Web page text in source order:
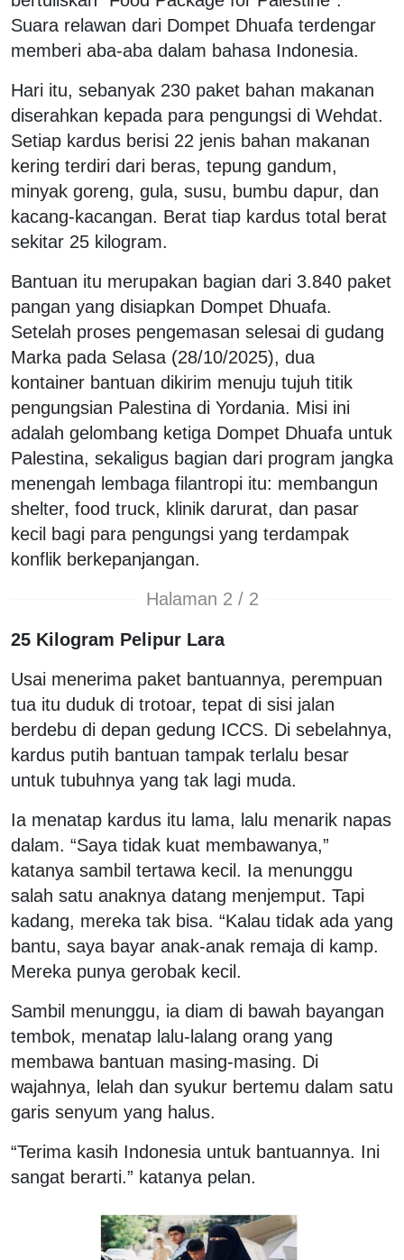
Suara relawan dari Dompet Dhuafa terdengar
memberi aba-aba dalam bahasa Indonesia.
Hari itu, sebanyak 230 paket bahan makanan
diserahkan kepada para pengungsi di Wehdat.
Setiap kardus berisi 22 jenis bahan makanan
kering terdiri dari beras, tepung gandum,
minyak goreng, gula, susu, bumbu dapur, dan
kacang-kacangan. Berat tiap kardus total berat
sekitar 25 kilogram.
Bantuan itu merupakan bagian dari 3.840 paket
pangan yang disiapkan Dompet Dhuafa.
Setelah proses pengemasan selesai di gudang
Marka pada Selasa (28/10/2025), dua
kontainer bantuan dikirim menuju tujuh titik
pengungsian Palestina di Yordania. Misi ini
adalah gelombang ketiga Dompet Dhuafa untuk
Palestina, sekaligus bagian dari program jangka
menengah lembaga filantropi itu: membangun
shelter, food truck, klinik darurat, dan pasar
kecil bagi para pengungsi yang terdampak
konflik berkepanjangan.
Halaman 2 / 2
25 Kilogram Pelipur Lara
Usai menerima paket bantuannya, perempuan
tua itu duduk di trotoar, tepat di sisi jalan
berdebu di depan gedung ICCS. Di sebelahnya,
kardus putih bantuan tampak terlalu besar
untuk tubuhnya yang tak lagi muda.
Ia menatap kardus itu lama, lalu menarik napas
dalam. “Saya tidak kuat membawanya,”
katanya sambil tertawa kecil. Ia menunggu
salah satu anaknya datang menjemput. Tapi
kadang, mereka tak bisa. “Kalau tidak ada yang
bantu, saya bayar anak-anak remaja di kamp.
Mereka punya gerobak kecil.
Sambil menunggu, ia diam di bawah bayangan
tembok, menatap lalu-lalang orang yang
membawa bantuan masing-masing. Di
wajahnya, lelah dan syukur bertemu dalam satu
garis senyum yang halus.
“Terima kasih Indonesia untuk bantuannya. Ini
sangat berarti.” katanya pelan.